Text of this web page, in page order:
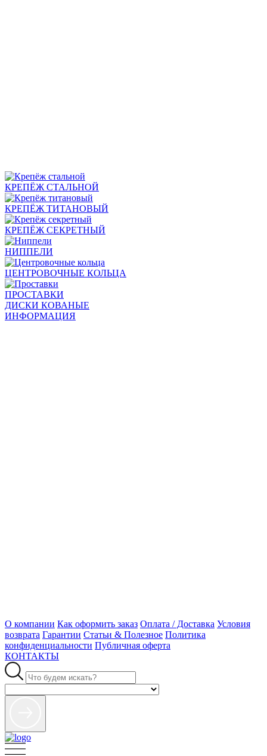
КРЕПЁЖ СТАЛЬНОЙ
КРЕПЁЖ ТИТАНОВЫЙ
КРЕПЁЖ СЕКРЕТНЫЙ
НИППЕЛИ
ЦЕНТРОВОЧНЫЕ КОЛЬЦА
ПРОСТАВКИ
ДИСКИ КОВАНЫЕ
ИНФОРМАЦИЯ
О компании Как оформить заказ Оплата / Доставка Условия
возврата Гарантии Статьи & Полезное Политика
конфиденциальности Публичная оферта
КОНТАКТЫ